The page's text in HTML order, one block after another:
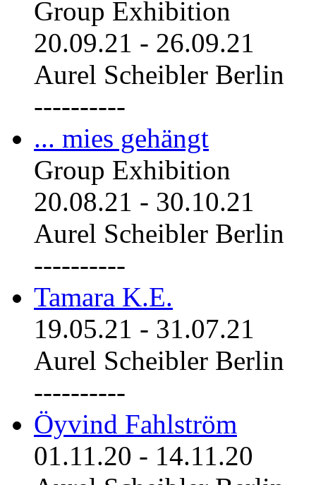
Group Exhibition
20.09.21 - 26.09.21
Aurel Scheibler Berlin
----------
... mies gehängt
Group Exhibition
20.08.21 - 30.10.21
Aurel Scheibler Berlin
----------
Tamara K.E.
19.05.21 - 31.07.21
Aurel Scheibler Berlin
----------
Öyvind Fahlström
01.11.20 - 14.11.20